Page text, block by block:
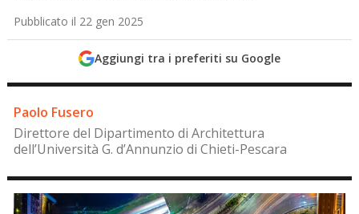
Pubblicato il 22 gen 2025
Aggiungi tra i preferiti su Google
Paolo Fusero
Direttore del Dipartimento di Architettura
dell’Università G. d’Annunzio di Chieti-Pescara